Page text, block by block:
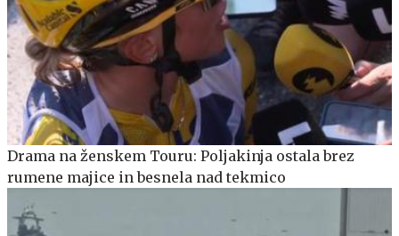
Drama na ženskem Touru: Poljakinja ostala brez
rumene majice in besnela nad tekmico